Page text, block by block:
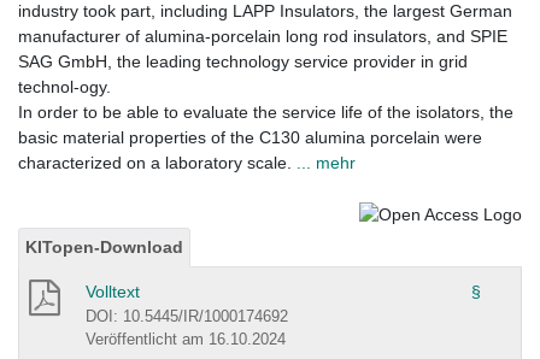
industry took part, including LAPP Insulators, the largest German
manufacturer of alumina-porcelain long rod insulators, and SPIE
SAG GmbH, the leading technology service provider in grid
technol-ogy.
In order to be able to evaluate the service life of the isolators, the
basic material properties of the C130 alumina porcelain were
characterized on a laboratory scale.
... mehr
KITopen-Download
Volltext §
DOI: 10.5445/IR/1000174692
Veröffentlicht am 16.10.2024